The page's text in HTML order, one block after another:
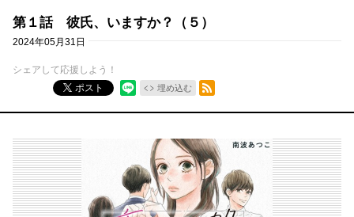
第１話 彼氏、いますか？（５）
2024年05月31日
シェアして応援しよう！
ポスト
埋め込む
RSSフィード